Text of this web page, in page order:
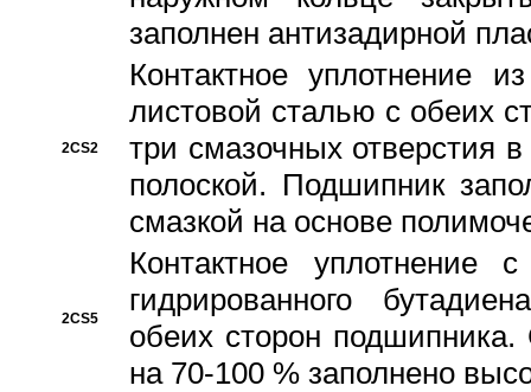
заполнен антизадирной
2CS2
Контактное уплотнение
листовой сталью с обеих
три смазочных отверстия
полоской. Подшипник
смазкой на основе
2CS5
Контактное уплотнение
гидрированного
обеих сторон
на 70-100 % заполнено